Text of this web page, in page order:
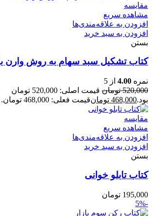
مقایسه
مشاهده سریع
افزودن به علاقه‌مندی‌ها
افزودن به سبد خرید
بستن
کتاب تشکیل سبد سهام به روش وارن
نمره 4.00 از 5
520,000 تومان
قیمت اصلی: 520,000 تومان
بود.468,000 تومانقیمت فعلی: 468,000 تومان.
مقایسه
مشاهده سریع
افزودن به علاقه‌مندی‌ها
افزودن به سبد خرید
بستن
کتاب تابلو خوانی
195,000 تومان
-5%